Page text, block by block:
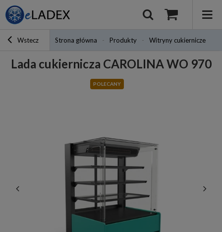
Wstecz Strona główna Produkty Witryny cukiernicze
Lada cukiernicza CAROLINA WO 970
POLECANY